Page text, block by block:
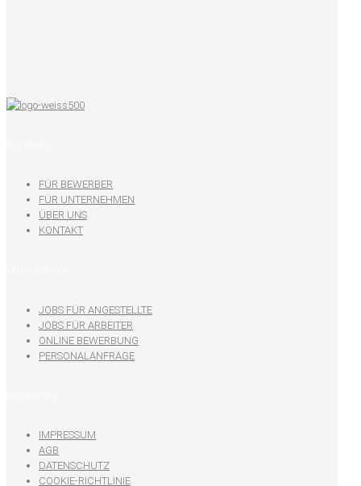
FÜR BEWERBER
FÜR UNTERNEHMEN
ÜBER UNS
KONTAKT
JOBS FÜR ANGESTELLTE
JOBS FÜR ARBEITER
ONLINE BEWERBUNG
PERSONALANFRAGE
IMPRESSUM
AGB
DATENSCHUTZ
COOKIE-RICHTLINIE